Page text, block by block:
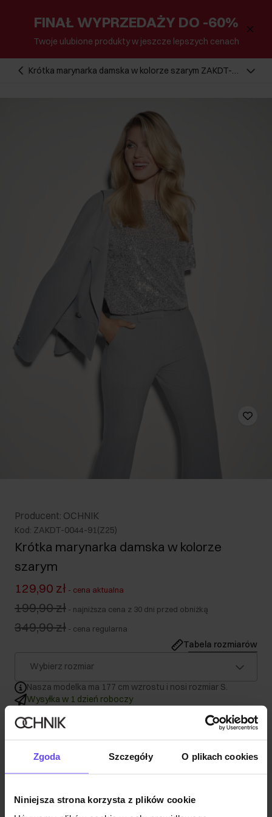
Zgoda Szczegóły O plikach cookies
Niniejsza strona korzysta z plików cookie
FINAŁ WYPRZEDAŻY DO -60%
Twoje ulubione produkty w jeszcze lepszych cenach
Krótka marynarka damska w kolorze szarym ZAKDT-
Producent: OCHNIK
Kod: ZAKDT-0044-91(Z25)
Krótka marynarka damska w kolorze
szarym
129,90 zł - cena aktualna
199,90 zł - najniższa cena z 30 dni przed obniżką
349,90 zł - cena regularna
Tabela rozmiarów
Wybierz rozmiar
Nasza modelka ma 177 cm wzrostu i nosi rozmiar S.
Wysyłka w 1 dzień roboczy
Opis produktu
Szczegóły
Skład